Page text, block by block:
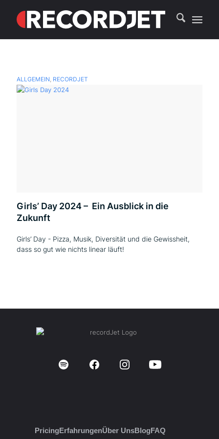
ALLGEMEIN, RECORDJET
Girls’ Day 2024 – Ein Ausblick in die
Zukunft
Girls’ Day - Pizza, Musik, Diversität und die Gewissheit,
dass so gut wie nichts linear läuft!
PricingErfahrungenÜber UnsBlogFAQ